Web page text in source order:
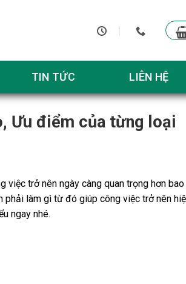
TIN TỨC LIÊN HỆ
Ưu điểm của từng loại
việc trở nên ngày càng quan trọng hơn
làm gì từ đó giúp công việc trở nên
ngay nhé.